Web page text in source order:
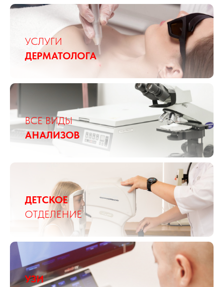
УСЛУГИ
ДЕРМАТОЛОГА
ВСЕ ВИДЫ
АНАЛИЗОВ
ДЕТСКОЕ
ОТДЕЛЕНИЕ
УЗИ